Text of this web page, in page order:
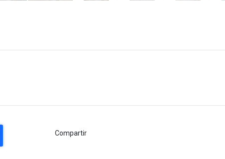
Compartir